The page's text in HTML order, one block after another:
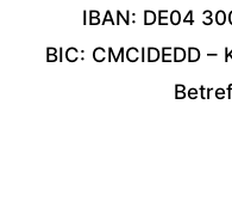
IBAN: DE04
BIC: CMCIDEDD –